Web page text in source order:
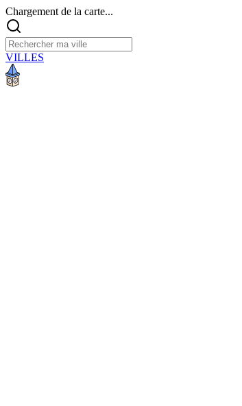
Chargement de la carte...
VILLES